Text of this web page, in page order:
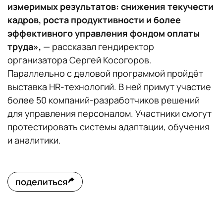
измеримых результатов: снижения текучести
кадров, роста продуктивности и более
эффективного управления фондом оплаты
труда», — рассказал гендиректор
организатора Сергей Косогоров.
Параллельно с деловой программой пройдёт
выставка HR-технологий. В ней примут участие
более 50 компаний-разработчиков решений
для управления персоналом. Участники смогут
протестировать системы адаптации, обучения
и аналитики.
поделиться